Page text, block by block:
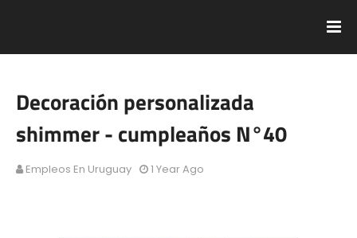
Decoración personalizada
shimmer - cumpleaños N°40
Empleos En Uruguay 1 Year Ago